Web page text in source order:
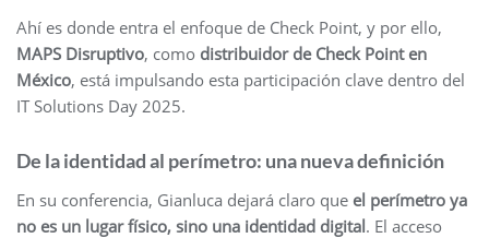
Ahí es donde entra el enfoque de Check Point, y por ello,
MAPS Disruptivo, como distribuidor de Check Point en
México, está impulsando esta participación clave dentro del
IT Solutions Day 2025.
De la identidad al perímetro: una nueva definición
En su conferencia, Gianluca dejará claro que el perímetro ya
no es un lugar físico, sino una identidad digital. El acceso